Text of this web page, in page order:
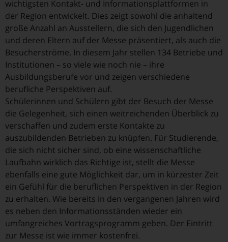
wichtigsten Kontakt- und Informationsplattformen in
der Region entwickelt. Dies zeigt sowohl die anhaltend
große Anzahl an Ausstellern, die sich den Jugendlichen
und deren Eltern auf der Messe präsentiert, als auch die
Besucherströme. In diesem Jahr stellen 134 Betriebe und
Institutionen – so viele wie noch nie – ihre
Ausbildungsberufe vor und zeigen verschiedene
berufliche Perspektiven auf.
Schülerinnen und Schülern gibt der Besuch der Messe
die Gelegenheit, sich einen weitreichenden Überblick zu
verschaffen und zudem erste Kontakte zu
auszubildenden Betrieben zu knüpfen. Für Studierende,
die sich nicht sicher sind, ob eine wissenschaftliche
Laufbahn wirklich das Richtige ist, stellt die Messe
ebenfalls eine gute Möglichkeit dar, um in kürzester Zeit
ein Gefühl für die beruflichen Perspektiven in der Region
zu erhalten. Wie bereits in den vergangenen Jahren wird
es neben den Informationsständen wieder ein
umfangreiches Vortragsprogramm geben. Der Eintritt
zur Messe ist wie immer kostenfrei.